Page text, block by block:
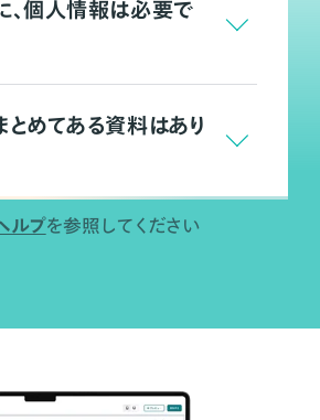
、個人情報は必要で
とめてある資料はあり
ルプを参照してください